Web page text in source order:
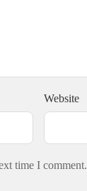
Website
time I comment.